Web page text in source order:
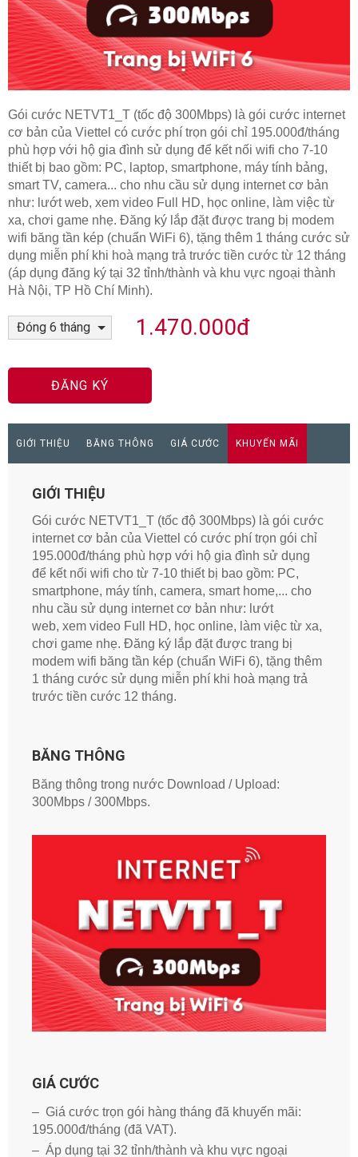
Gói cước NETVT1_T (tốc độ 300Mbps) là gói cước internet
cơ bản của Viettel có cước phí trọn gói chỉ 195.000đ/tháng
phù hợp với hộ gia đình sử dụng để kết nối wifi cho 7-10
thiết bị bao gồm: PC, laptop, smartphone, máy tính bảng,
smart TV, camera... cho nhu cầu sử dụng internet cơ bản
như: lướt web, xem video Full HD, học online, làm việc từ
xa, chơi game nhẹ. Đăng ký lắp đặt được trang bị modem
wifi băng tần kép (chuẩn WiFi 6), tặng thêm 1 tháng cước sử
dụng miễn phí khi hoà mạng trả trước tiền cước từ 12 tháng
(áp dụng đăng ký tại 32 tỉnh/thành và khu vực ngoại thành
Hà Nội, TP Hồ Chí Minh).
1.470.000đ
ĐĂNG KÝ
GIỚI THIỆU BĂNG THÔNG GIÁ CƯỚC KHUYẾN MÃI
GIỚI THIỆU
Gói cước NETVT1_T (tốc độ 300Mbps) là gói cước
internet cơ bản của Viettel có cước phí trọn gói chỉ
195.000đ/tháng phù hợp với hộ gia đình sử dụng
để kết nối wifi cho từ 7-10 thiết bị bao gồm: PC,
smartphone, máy tính, camera, smart home,... cho
nhu cầu sử dụng internet cơ bản như: lướt
web, xem video Full HD, học online, làm việc từ xa,
chơi game nhẹ. Đăng ký lắp đặt được trang bị
modem wifi băng tần kép (chuẩn WiFi 6), tặng thêm
1 tháng cước sử dụng miễn phí khi hoà mạng trả
trước tiền cước 12 tháng.
BĂNG THÔNG
Băng thông trong nước Download / Upload:
300Mbps / 300Mbps.
GIÁ CƯỚC
– Giá cước trọn gói hàng tháng đã khuyến mãi:
195.000đ/tháng (đã VAT).
– Áp dụng tại 32 tỉnh/thành và khu vực ngoại